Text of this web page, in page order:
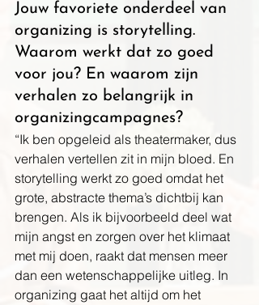
Jouw favoriete onderdeel van
organizing is storytelling.
Waarom werkt dat zo goed
voor jou? En waarom zijn
verhalen zo belangrijk in
organizingcampagnes?
“Ik ben opgeleid als theatermaker, dus
verhalen vertellen zit in mijn bloed. En
storytelling werkt zo goed omdat het
grote, abstracte thema’s dichtbij kan
brengen. Als ik bijvoorbeeld deel wat
mijn angst en zorgen over het klimaat
met mij doen, raakt dat mensen meer
dan een wetenschappelijke uitleg. In
organizing gaat het altijd om het